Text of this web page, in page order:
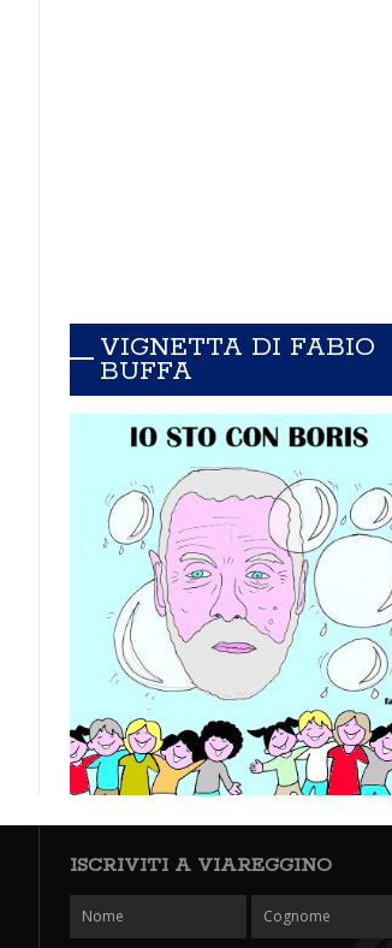
VIGNETTA DI FABIO
BUFFA
ISCRIVITI A VIAREGGINO